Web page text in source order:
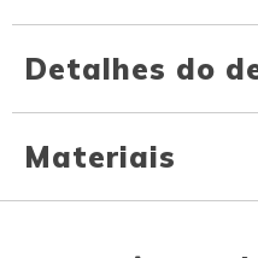
Detalhes do
Materiais